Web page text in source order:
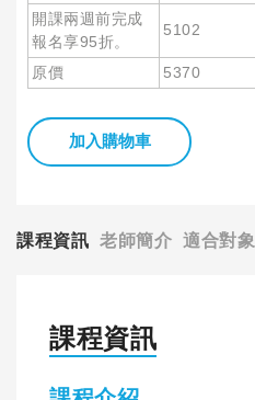
開課兩週前完成
報名享95折。
5102
原價
5370
加入購物車
課程資訊 老師簡介 適合對象
課程資訊